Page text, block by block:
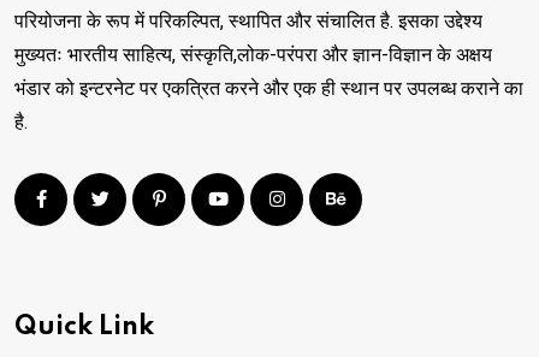
परियोजना के रूप में परिकल्पित, स्थापित और संचालित है. इसका उद्देश्य
मुख्यतः भारतीय साहित्य, संस्कृति,लोक-परंपरा और ज्ञान-विज्ञान के अक्षय
भंडार को इन्टरनेट पर एकत्रित करने और एक ही स्थान पर उपलब्ध कराने का
है.
Quick Link